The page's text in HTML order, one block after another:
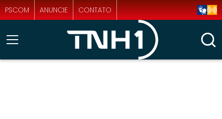
PSCOM ANUNCIE CONTATO